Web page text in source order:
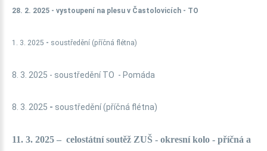
28. 2. 2025 - vystoupení na plesu v Častolovicích - TO
1. 3. 2025 - soustředění (příčná flétna)
8. 3. 2025 - soustředění TO - Pomáda
8. 3. 2025 - soustředění (příčná flétna)
11. 3. 2025 – celostátní soutěž ZUŠ - okresní kolo - příčná a